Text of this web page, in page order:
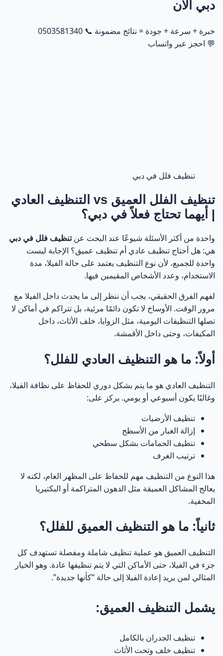
دبي الآن
خبرة + سرعة + جودة = نتائج مضمونة 📞 0503581340
💬 احجز عبر واتساب
تنظيف فلل في دبي
تنظيف الفلل العميق vs التنظيف العادي
| أيهما تحتاج فعلاً في دبي؟
واحدة من أكثر الأسئلة شيوعًا عند البحث عنتنظيف فلل في دبي
هي: هل أحتاج تنظيف عادي أم تنظيف عميق؟ الإجابة ليست
واحدة للجميع، لأن نوع التنظيف يعتمد على حالة الفيلا، مدة
الاستخدام، وعدد الأشخاص المقيمين فيها.
لفهم الفرق الحقيقي، يجب أن ننظر إلى ما يحدث داخل الفيلا مع
مرور الوقت. الأوساخ لا تكون دائمًا مرئية، بل تتراكم في أماكن لا
تصلها التنظيفات اليومية، مثل الزوايا، خلف الأثاث، داخل
المكيفات، وحتى داخل الأقمشة.
أولاً: ما هو التنظيف العادي للفلل؟
التنظيف العادي هو ما يتم بشكل دوري للحفاظ على نظافة الفيلا،
وغالبًا يكون أسبوعي أو يومي. يركز على:
تنظيف الأرضيات
إزالة الغبار من الأسطح
تنظيف الحمامات بشكل سطحي
ترتيب الغرف
هذا النوع من التنظيف مهم للحفاظ على المظهر العام، لكنه لا
يعالج المشاكل العميقة مثل الدهون المتراكمة أو البكتيريا
المخفية.
ثانياً: ما هو التنظيف العميق للفلل؟
التنظيف العميق هو عملية تنظيف شاملة ومفصلة تستهدف كل
جزء في الفيلا، حتى الأماكن التي لا يتم تنظيفها عادة. وهو الخيار
المثالي لمن يريد إعادة الفيلا إلى حالة “كأنها جديدة”.
يشمل التنظيف العميق:
تنظيف الجدران بالكامل
تنظيف خلف وتحت الأثاث